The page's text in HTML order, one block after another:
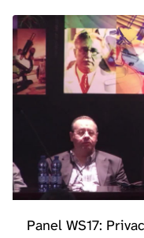
Panel WS17: